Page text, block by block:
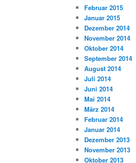
Februar 2015
Januar 2015
Dezember 2014
November 2014
Oktober 2014
September 2014
August 2014
Juli 2014
Juni 2014
Mai 2014
März 2014
Februar 2014
Januar 2014
Dezember 2013
November 2013
Oktober 2013